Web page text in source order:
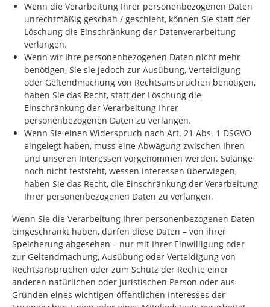
Wenn die Verarbeitung Ihrer personenbezogenen Daten
unrechtmäßig geschah / geschieht, können Sie statt der
Löschung die Einschränkung der Datenverarbeitung
verlangen.
Wenn wir Ihre personenbezogenen Daten nicht mehr
benötigen, Sie sie jedoch zur Ausübung, Verteidigung
oder Geltendmachung von Rechtsansprüchen benötigen,
haben Sie das Recht, statt der Löschung die
Einschränkung der Verarbeitung Ihrer
personenbezogenen Daten zu verlangen.
Wenn Sie einen Widerspruch nach Art. 21 Abs. 1 DSGVO
eingelegt haben, muss eine Abwägung zwischen Ihren
und unseren Interessen vorgenommen werden. Solange
noch nicht feststeht, wessen Interessen überwiegen,
haben Sie das Recht, die Einschränkung der Verarbeitung
Ihrer personenbezogenen Daten zu verlangen.
Wenn Sie die Verarbeitung Ihrer personenbezogenen Daten
eingeschränkt haben, dürfen diese Daten – von ihrer
Speicherung abgesehen – nur mit Ihrer Einwilligung oder
zur Geltendmachung, Ausübung oder Verteidigung von
Rechtsansprüchen oder zum Schutz der Rechte einer
anderen natürlichen oder juristischen Person oder aus
Gründen eines wichtigen öffentlichen Interesses der